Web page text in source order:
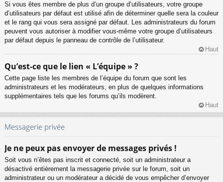
Si vous êtes membre de plus d’un groupe d’utilisateurs, votre groupe
d’utilisateurs par défaut est utilisé afin de déterminer quelle sera la couleur
et le rang qui vous sera assigné par défaut. Les administrateurs du forum
peuvent vous autoriser à modifier vous-même votre groupe d’utilisateurs
par défaut depuis le panneau de contrôle de l’utilisateur.
Haut
Qu’est-ce que le lien « L’équipe » ?
Cette page liste les membres de l’équipe du forum que sont les
administrateurs et les modérateurs, en plus de quelques informations
supplémentaires tels que les forums qu’ils modèrent.
Haut
Messagerie privée
Je ne peux pas envoyer de messages privés !
Soit vous n’êtes pas inscrit et connecté, soit un administrateur a
désactivé entièrement la messagerie privée sur le forum, soit un
administrateur ou un modérateur a décidé de vous empêcher d’envoyer